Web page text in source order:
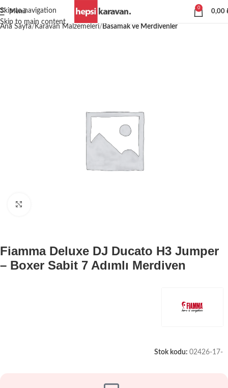
Skip to navigation
Skip to main content
Menü
0
0,00
Ana Sayfa Karavan Malzemeleri Basamak ve Merdivenler
Fiamma Deluxe DJ Ducato H3 Jumper
– Boxer Sabit 7 Adımlı Merdiven
Stok kodu: 02426-17-